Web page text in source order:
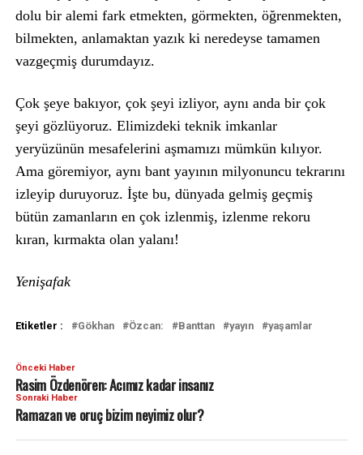
dolu bir alemi fark etmekten, görmekten, öğrenmekten,
bilmekten, anlamaktan yazık ki neredeyse tamamen
vazgeçmiş durumdayız.
Çok şeye bakıyor, çok şeyi izliyor, aynı anda bir çok
şeyi gözlüyoruz. Elimizdeki teknik imkanlar
yeryüzünün mesafelerini aşmamızı mümkün kılıyor.
Ama göremiyor, aynı bant yayının milyonuncu tekrarını
izleyip duruyoruz. İşte bu, dünyada gelmiş geçmiş
bütün zamanların en çok izlenmiş, izlenme rekoru
kıran, kırmakta olan yalanı!
Yenişafak
Etiketler : Gökhan Özcan: Banttan yayın yaşamlar
Önceki Haber
Rasim Özdenören: Acımız kadar insanız
Sonraki Haber
Ramazan ve oruç bizim neyimiz olur?